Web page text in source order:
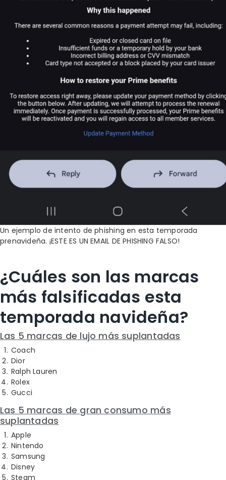
Un ejemplo de intento de phishing en esta temporada
prenavideña. ¡ESTE ES UN EMAIL DE PHISHING FALSO!
¿Cuáles son las marcas
más falsificadas esta
temporada navideña?
Las 5 marcas de lujo más suplantadas
Coach
Dior
Ralph Lauren
Rolex
Gucci
Las 5 marcas de gran consumo más
suplantadas
Apple
Nintendo
Samsung
Disney
Steam